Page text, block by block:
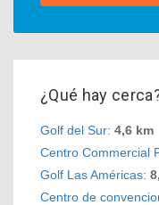
¿Qué hay
Golf del Sur: 4,6 km
Centro Commercial
Golf Las Américas:
Centro de